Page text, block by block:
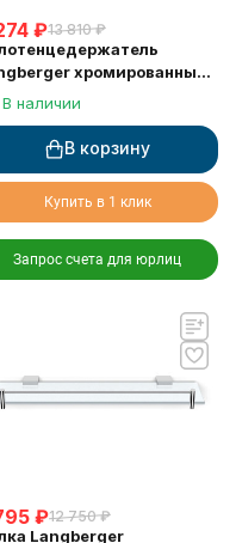
₽13 810 ₽
хромированный
двойной поворотный
В наличии
В корзину
Купить в 1 клик
Запрос счета для юрлиц
₽12 750 ₽
Langberger